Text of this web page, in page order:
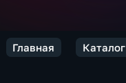
Главная Каталог